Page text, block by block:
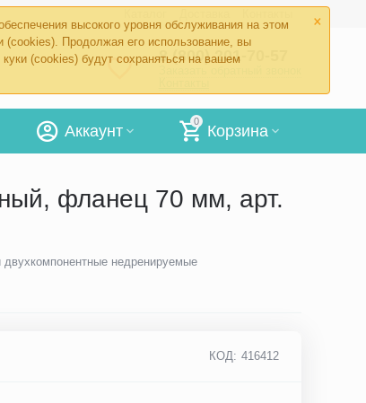
×
высокого уровня обслуживания на этом
(cookies). Продолжая его использование, вы
(cookies) будут сохраняться на вашем
8 (800) 201-70-57
0
Корзина
Аккаунт
фланец 70 мм, арт.
двухкомпонентные недренируемые
КОД: 416412